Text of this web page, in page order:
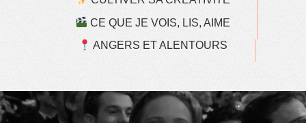
CE QUE JE VOIS, LIS, AIME
ANGERS ET ALENTOURS